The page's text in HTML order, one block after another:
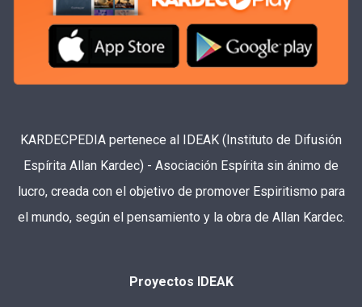
KARDECPEDIA pertenece al IDEAK (Instituto de Difusión
Espírita Allan Kardec) - Asociación Espírita sin ánimo de
lucro, creada con el objetivo de promover Espiritismo para
el mundo, según el pensamiento y la obra de Allan Kardec.
Proyectos IDEAK